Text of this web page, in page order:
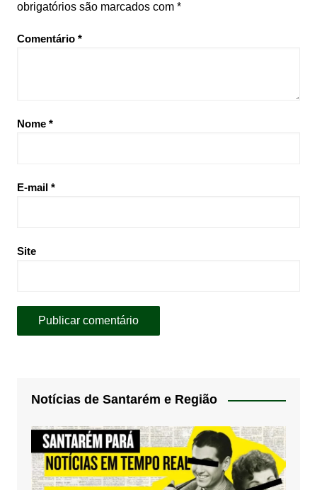
obrigatórios são marcados com *
Comentário *
Nome *
E-mail *
Site
Notícias de Santarém e Região